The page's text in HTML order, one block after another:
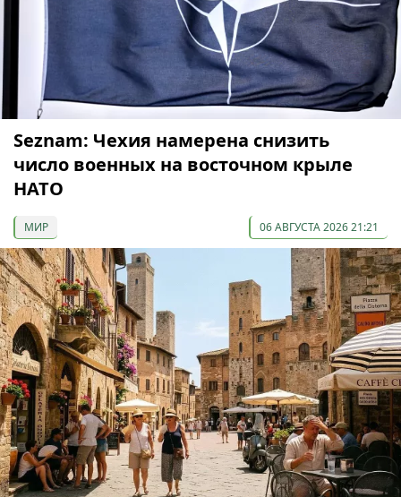
Seznam: Чехия намерена снизить
число военных на восточном крыле
НАТО
МИР 06 АВГУСТА 2026 21:21